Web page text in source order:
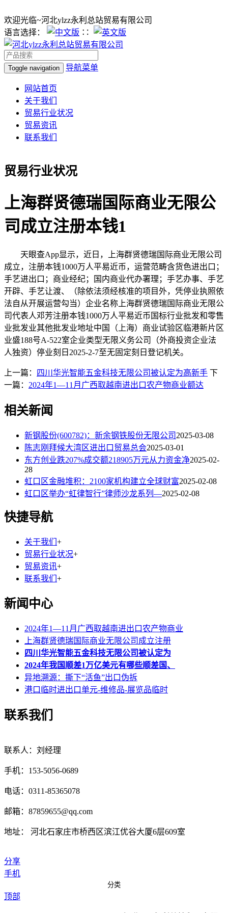
欢迎光临~河北ylzz永利总站贸易有限公司
语言选择：
∷
Toggle navigation 导航菜单
网站首页
关于我们
贸易行业状况
贸易资讯
联系我们
贸易行业状况
上海群贤德瑞国际商业无限公
司成立注册本钱1
天眼查App显示，近日，上海群贤德瑞国际商业无限公司
成立，注册本钱1000万人平易近币，运营范畴含货色进出口；
手艺进出口；商业经纪；国内商业代办署理；手艺办事、手艺
开辟、手艺让渡、（除依法须经核准的项目外，凭停业执照依
法自从开展运营勾当）企业名称上海群贤德瑞国际商业无限公
司代表人邓芳注册本钱1000万人平易近币国标行业批发和零售
业批发业其他批发业地址中国（上海）商业试验区临港新片区
业盛188号A-522室企业类型无限义务公司（外商投资企业法
人独资）停业刻日2025-2-7至无固定刻日登记机关。
上一篇： 四川华光智能五金科技无限公司被认定为高新手 下
一篇： 2024年1—11月广西取越南进出口农产物商业额达
相关新闻
新钢股份(600782)：新余钢铁股份无限公司 2025-03-08
陈志刚拜候大湾区进出口贸易总会2025-03-01
东方创业跌207%成交额218905万元从力资金净2025-02-
28
虹口区金融堆积：2100家机构建立全球财富2025-02-08
虹口区举办“虹律智行”律师沙龙系列—2025-02-08
快捷导航
关于我们 +
贸易行业状况+
贸易资讯+
联系我们 +
新闻中心
2024年1—11月广西取越南进出口农产物商业
上海群贤德瑞国际商业无限公司成立注册
四川华光智能五金科技无限公司被认定为
2024年我国顺差1万亿美元有哪些顺差国、
异地溯源：撕下“活鱼”出口伪拆
港口临时进出口单元-维修品-展览品临时
联系我们
联系人：刘经理
手机：153-5056-0689
电话：0311-85365078
邮箱：87859655@qq.com
地址： 河北石家庄市桥西区滨江优谷大厦6层609室
分享
手机
分类
顶部